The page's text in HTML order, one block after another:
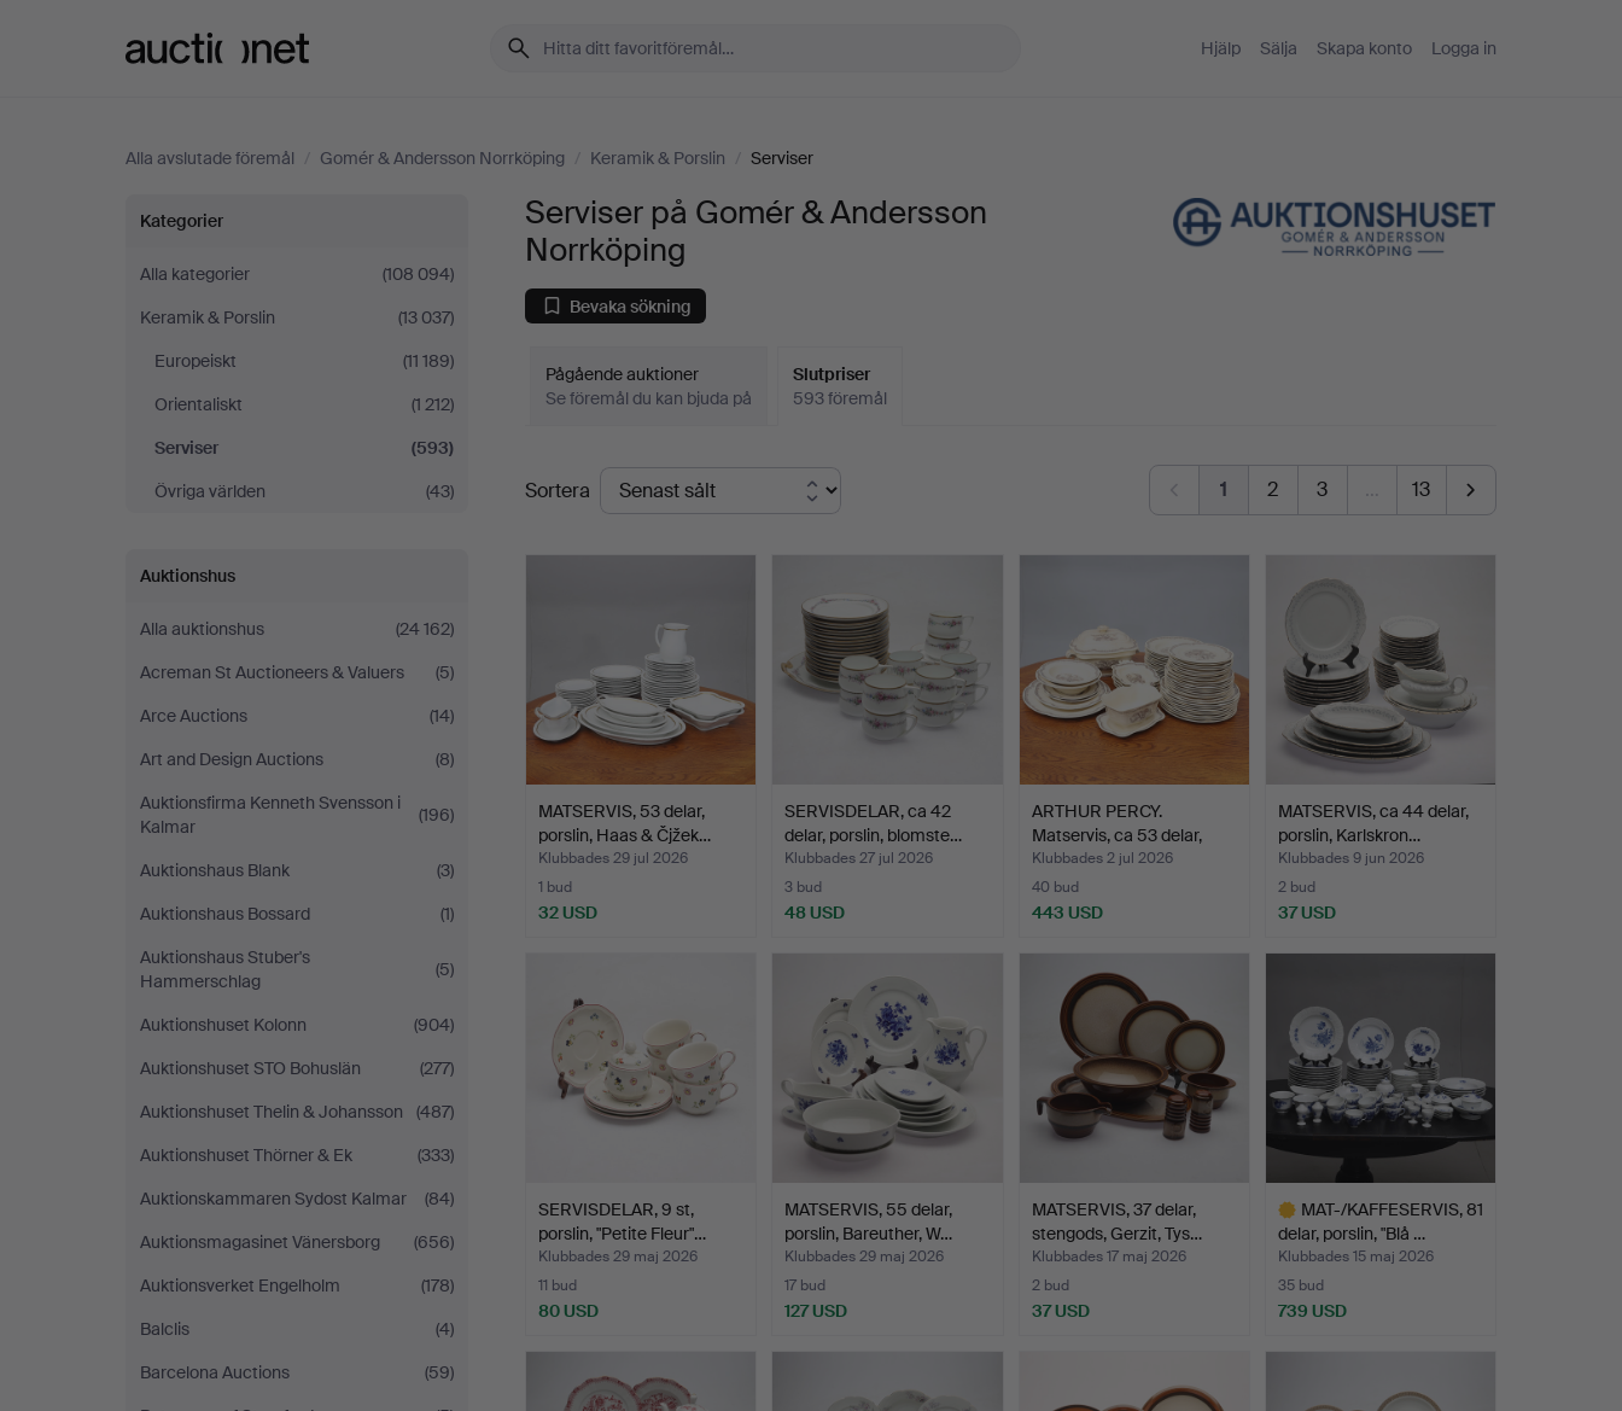
Hjälp Sälja Skapa konto Logga in
Alla avslutade föremål / Gomér & Andersson Norrköping / Keramik & Porslin / Serviser
Serviser
på
Gomér
Andersson
Norrköping
Kategorier
Alla kategorier
(108 094)
Keramik & Porslin
(13 037)
Europeiskt
(11 189)
Orientaliskt
(1 212)
Serviser
(593)
Övriga världen
(43)
Auktionshus
Alla auktionshus
(24 162)
Acreman St Auctioneers & Valuers
(5)
Arce Auctions
(14)
Art and Design Auctions
(8)
Auktionsfirma Kenneth Svensson i
Kalmar
(196)
Auktionshaus Blank
(3)
Auktionshaus Bossard
(1)
Auktionshaus Stuber's
Hammerschlag
(5)
Auktionshuset Kolonn
(904)
Auktionshuset STO Bohuslän
(277)
Auktionshuset Thelin & Johansson
(487)
Auktionshuset Thörner & Ek
(333)
Auktionskammaren Sydost Kalmar
(84)
Auktionsmagasinet Vänersborg
(656)
Auktionsverket Engelholm
(178)
Balclis
(4)
Barcelona Auctions
(59)
Serviser på Gomér & Andersson
Norrköping
Bevaka sökning
Pågående auktioner
Se föremål du kan bjuda på
Slutpriser
593 föremål
Slutpriser
Sortera 1 2 3 … 13
MATSERVIS, 53 delar,
porslin, Haas & Čjžek…
Klubbades 29 jul 2026
1 bud
32 USD
SERVISDELAR, ca 42
delar, porslin, blomste…
Klubbades 27 jul 2026
3 bud
48 USD
ARTHUR PERCY.
Matservis, ca 53 delar,
flin…
Klubbades 2 jul 2026
40 bud
443 USD
MATSERVIS, ca 44 delar,
porslin, Karlskron…
Klubbades 9 jun 2026
2 bud
37 USD
SERVISDELAR, 9 st,
porslin, "Petite Fleur"…
Klubbades 29 maj 2026
11 bud
80 USD
MATSERVIS, 55 delar,
porslin, Bareuther, W…
Klubbades 29 maj 2026
17 bud
127 USD
MATSERVIS, 37 delar,
stengods, Gerzit, Tys…
Klubbades 17 maj 2026
2 bud
37 USD
MAT-/KAFFESERVIS, 81
delar, porslin, "Blå …
Klubbades 15 maj 2026
35 bud
739 USD